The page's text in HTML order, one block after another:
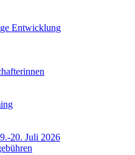
Entwicklung
20. Juli 2026